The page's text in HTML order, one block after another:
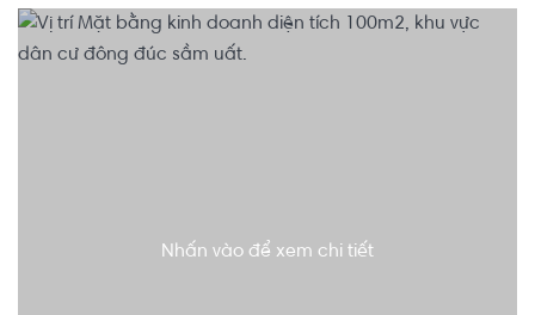
Nhấn vào để xem chi tiết